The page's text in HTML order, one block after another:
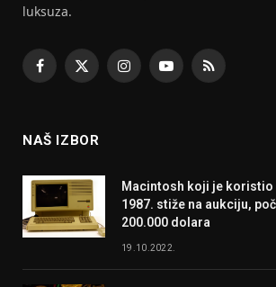
luksuza.
Facebook
X
InstagramYouTubeRSS
NAŠ IZBOR
Macintosh koji je koristio
1987. stiže na aukciju,
200.000 dolara
19.10.2022.